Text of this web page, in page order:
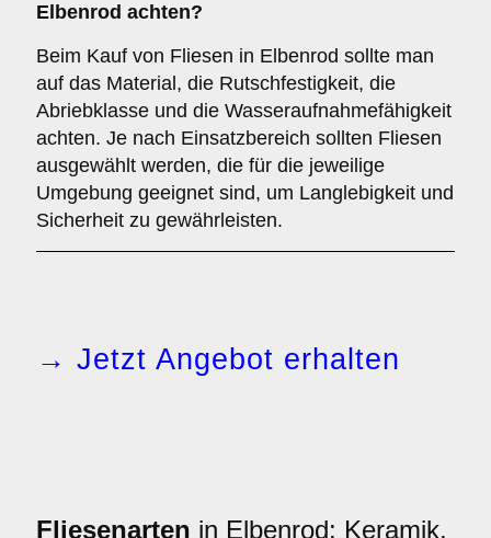
Elbenrod achten?
Beim Kauf von Fliesen in Elbenrod sollte man
auf das Material, die Rutschfestigkeit, die
Abriebklasse und die Wasseraufnahmefähigkeit
achten. Je nach Einsatzbereich sollten Fliesen
ausgewählt werden, die für die jeweilige
Umgebung geeignet sind, um Langlebigkeit und
Sicherheit zu gewährleisten.
→ Jetzt Angebot erhalten
Fliesenarten in Elbenrod: Keramik,